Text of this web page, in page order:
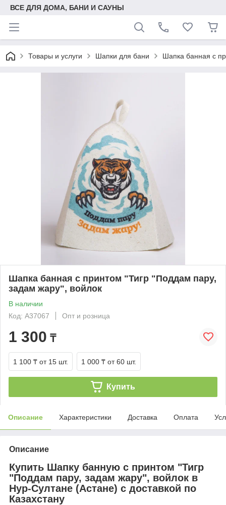
ВСЕ ДЛЯ ДОМА, БАНИ И САУНЫ
Товары и услуги Шапки для бани Шапка банная с
Шапка банная с принтом "Тигр "Поддам пару,
задам жару", войлок
В наличии
Код: А37067
Опт и розница
1 300 ₸
1 100 ₸ от 15 шт. 1 000 ₸ от 60 шт.
Купить
Описание Характеристики Доставка Оплата
Описание
Купить Шапку банную с принтом "Тигр
"Поддам пару, задам жару", войлок в
Нур-Султане (Астане) с доставкой по
Казахстану